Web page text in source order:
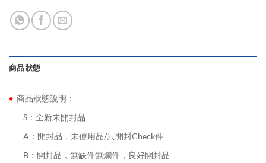
商品狀態
♦ 商品狀態說明：
S：全新未開封品
A：開封品，未使用品/只開封Check件
B：開封品，無缺件無爛件，良好開封品